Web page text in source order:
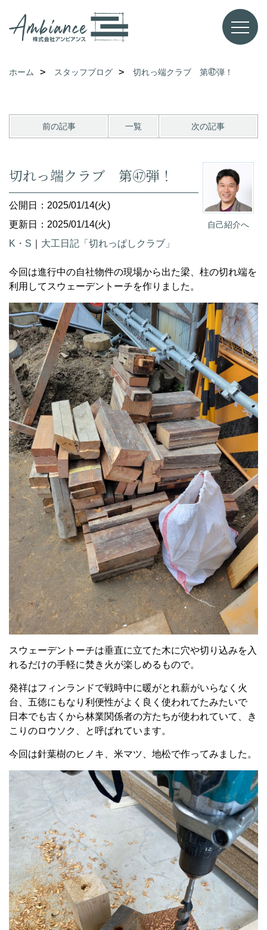
ホーム スタッフブログ 切れっ端クラブ 第㊼弾！
前の記事 一覧 次の記事
自己紹介へ
切れっ端クラブ 第㊼弾！
公開日：2025/01/14(火)
更新日：2025/01/14(火)
K・S
大工日記「切れっぱしクラブ」
今回は進行中の自社物件の現場から出た梁、柱の切れ端を
利用してスウェーデントーチを作りました。
スウェーデントーチは垂直に立てた木に穴や切り込みを入
れるだけの手軽に焚き火が楽しめるもので。
発祥はフィンランドで戦時中に暖がとれ薪がいらなく火
台、五徳にもなり利便性がよく良く使われてたみたいで
日本でも古くから林業関係者の方たちが使われていて、き
こりのロウソク、と呼ばれています。
今回は針葉樹のヒノキ、米マツ、地松で作ってみました。